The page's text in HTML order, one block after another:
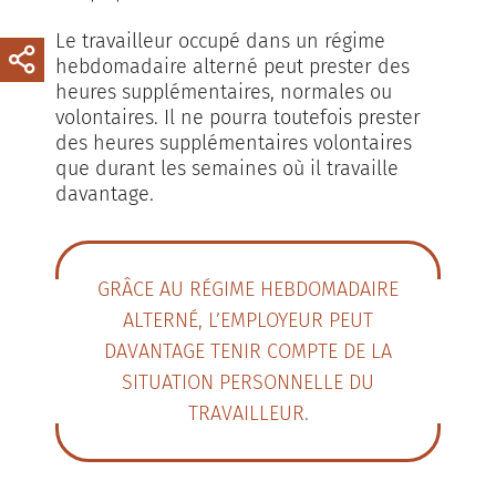
Le travailleur occupé dans un régime
hebdomadaire alterné peut prester des
heures supplémentaires, normales ou
volontaires. Il ne pourra toutefois prester
des heures supplémentaires volontaires
que durant les semaines où il travaille
davantage.
GRÂCE AU RÉGIME HEBDOMADAIRE
ALTERNÉ, L’EMPLOYEUR PEUT
DAVANTAGE TENIR COMPTE DE LA
SITUATION PERSONNELLE DU
TRAVAILLEUR.